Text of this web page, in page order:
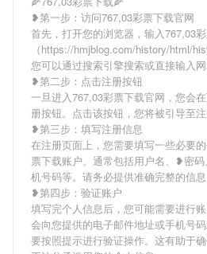
❥第一步：访问767,03彩票下载官网
首先，打开您的浏览器，输入767,03
（https://hmjblog.com/history/html/
您可以通过搜索引擎搜索或直接输入网
❥第二步：点击注册按钮
一旦进入767,03彩票下载官网，您会
册按钮。点击该按钮，您将被引导至注
❥第三步：填写注册信息
在注册页面上，您需要填写一些必要
票下载账户。通常包括用户名、❥密
机号码等。请务必提供准确完整的信息
❥第四步：验证账户
填写完个人信息后，您可能需要进行
会向您提供的电子邮件地址或手机号
要按照提示进行验证操作。这有助于